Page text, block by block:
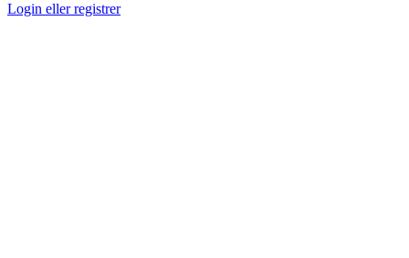
Login eller registrer